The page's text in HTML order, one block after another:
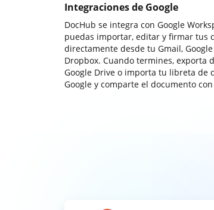
Integraciones de Google
DocHub se integra con Google
puedas importar, editar y firmar tus
directamente desde tu Gmail,
Dropbox. Cuando termines, exporta
Google Drive o importa tu libreta de
Google y comparte el documento